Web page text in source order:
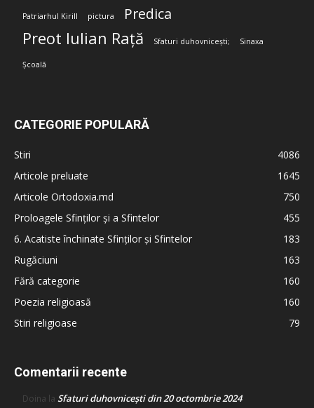
Patriarhul Kirill pictura Predica
Preot Iulian Rață Sfaturi duhovnicești; Sinaxa
Școală
CATEGORIE POPULARĂ
Stiri
4086
Articole preluate
1645
Articole Ortodoxia.md
750
Proloagele Sfinților și a Sfintelor
455
6. Acatiste închinate Sfinților și Sfintelor
183
Rugăciuni
163
Fără categorie
160
Poezia religioasă
160
Stiri religioase
79
Comentarii recente
Doina la Sfaturi duhovnicești din 20 octombrie 2024